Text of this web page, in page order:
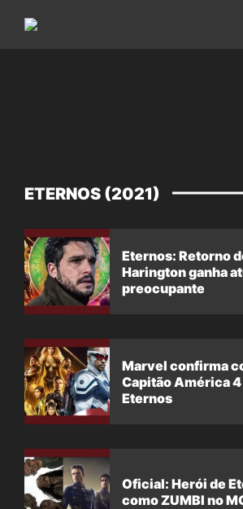
ETERNOS (2021)
Eternos: Retorno
Harington ganha
preocupante
Marvel confirma
Capitão América
Eternos
Oficial: Herói de
como ZUMBI no